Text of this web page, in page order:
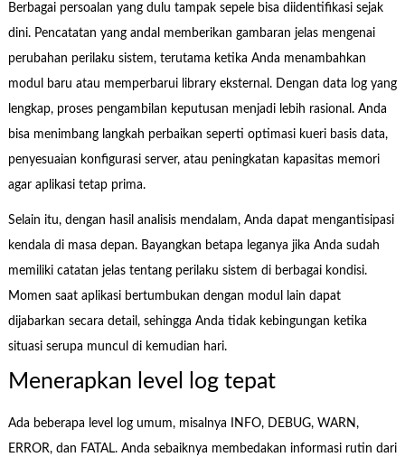
Berbagai persoalan yang dulu tampak sepele bisa diidentifikasi sejak
dini. Pencatatan yang andal memberikan gambaran jelas mengenai
perubahan perilaku sistem, terutama ketika Anda menambahkan
modul baru atau memperbarui library eksternal. Dengan data log yang
lengkap, proses pengambilan keputusan menjadi lebih rasional. Anda
bisa menimbang langkah perbaikan seperti optimasi kueri basis data,
penyesuaian konfigurasi server, atau peningkatan kapasitas memori
agar aplikasi tetap prima.
Selain itu, dengan hasil analisis mendalam, Anda dapat mengantisipasi
kendala di masa depan. Bayangkan betapa leganya jika Anda sudah
memiliki catatan jelas tentang perilaku sistem di berbagai kondisi.
Momen saat aplikasi bertumbukan dengan modul lain dapat
dijabarkan secara detail, sehingga Anda tidak kebingungan ketika
situasi serupa muncul di kemudian hari.
Menerapkan level log tepat
Ada beberapa level log umum, misalnya INFO, DEBUG, WARN,
ERROR, dan FATAL. Anda sebaiknya membedakan informasi rutin dari